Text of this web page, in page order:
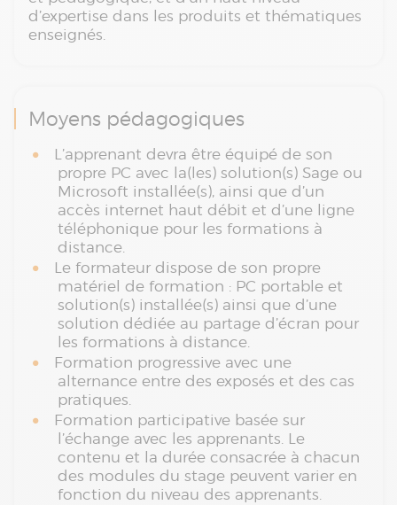
d’expertise dans les produits et thématiques
enseignés.
Moyens pédagogiques
L’apprenant devra être équipé de son
propre PC avec la(les) solution(s) Sage ou
Microsoft installée(s), ainsi que d’un
accès internet haut débit et d’une ligne
téléphonique pour les formations à
distance.
Le formateur dispose de son propre
matériel de formation : PC portable et
solution(s) installée(s) ainsi que d’une
solution dédiée au partage d’écran pour
les formations à distance.
Formation progressive avec une
alternance entre des exposés et des cas
pratiques.
Formation participative basée sur
l’échange avec les apprenants. Le
contenu et la durée consacrée à chacun
des modules du stage peuvent varier en
fonction du niveau des apprenants.